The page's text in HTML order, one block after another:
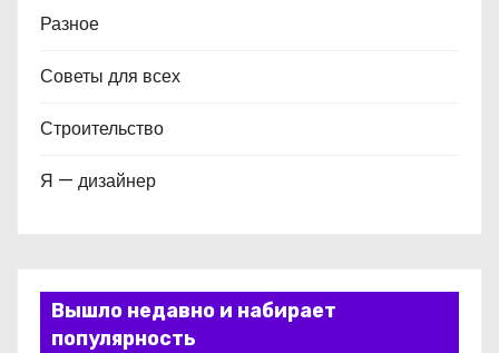
Разное
Советы для всех
Строительство
Я — дизайнер
Вышло недавно и набирает
популярность